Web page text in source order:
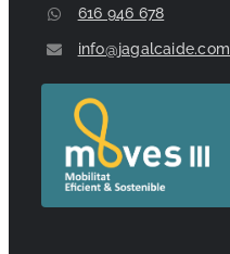
616 946 678
info@jagalcaide.com